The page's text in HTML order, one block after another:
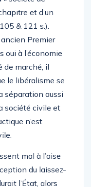
« société de
et d’un
& 121 s.).
Premier
à l’économie
de marché, il
le libéralisme se
séparation aussi
civile et
n’est
mal à l’aise
du laissez-